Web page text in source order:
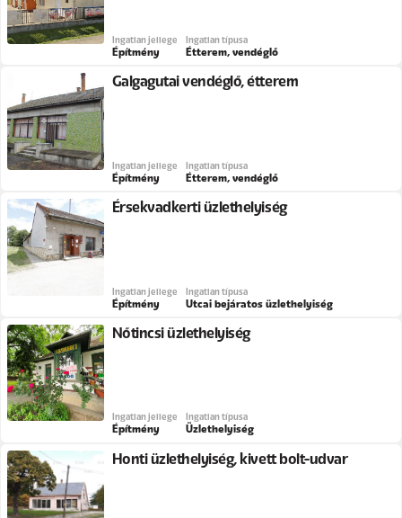
Ingatlan jellege
Építmény
Ingatlan típusa
Étterem, vendéglő
Galgagutai vendéglő, étterem
Ingatlan jellege
Építmény
Ingatlan típusa
Étterem, vendéglő
Érsekvadkerti üzlethelyiség
Ingatlan jellege
Építmény
Ingatlan típusa
Utcai bejáratos üzlethelyiség
Nőtincsi üzlethelyiség
Ingatlan jellege
Építmény
Ingatlan típusa
Üzlethelyiség
Honti üzlethelyiség, kivett bolt-udvar